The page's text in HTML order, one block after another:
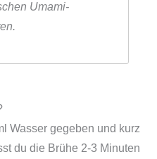
Umami-
Wasser gegeben und kurz
du die Brühe 2-3 Minuten